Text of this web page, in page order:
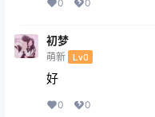
0 0
初梦
萌新 Lv0
好
0 0